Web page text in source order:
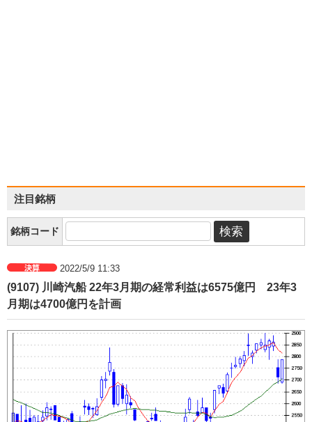
注目銘柄
銘柄コード
2022/5/9 11:33
(9107) 川崎汽船 22年3月期の経常利益は6575億円 23年3
月期は4700億円を計画